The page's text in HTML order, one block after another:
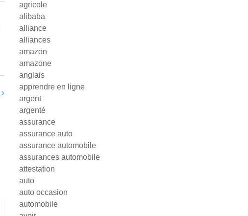
agricole
alibaba
alliance
alliances
amazon
amazone
anglais
apprendre en ligne
argent
argenté
assurance
assurance auto
assurance automobile
assurances automobile
attestation
auto
auto occasion
automobile